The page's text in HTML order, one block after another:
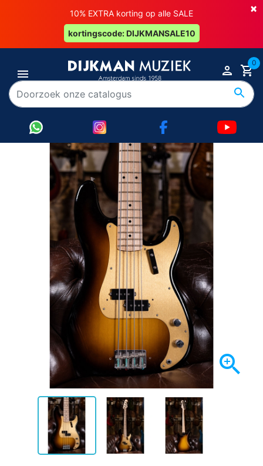
×
10% EXTRA korting op alle SALE
kortingscode: DIJKMANSALE10
0
